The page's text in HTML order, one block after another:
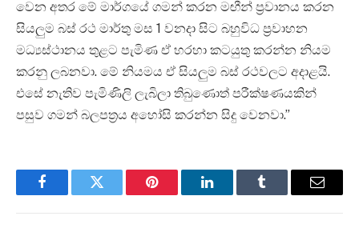
වෙන අතර මේ මාර්ගයේ ගමන් කරන මඟීන් ප්‍රවානය කරන
සියලුම බස් රථ මාර්තු මස 1 වනදා සිට බහුවිධ ප්‍රවාහන
මධ්‍යස්ථානය තුළට පැමිණ ඒ හරහා කටයුතු කරන්න නියම
කරනු ලබනවා. මේ නියමය ඒ සියලුම බස් රථවලට අදාළයි.
එසේ නැතිව පැමිණිලි ලැබිලා තිබුණොත් පරීක්ෂණයකින්
පසුව ගමන් බලපත්‍රය අහෝසි කරන්න සිදු වෙනවා.”
FacebookTwitter Pinterest LinkedInTumblr Email